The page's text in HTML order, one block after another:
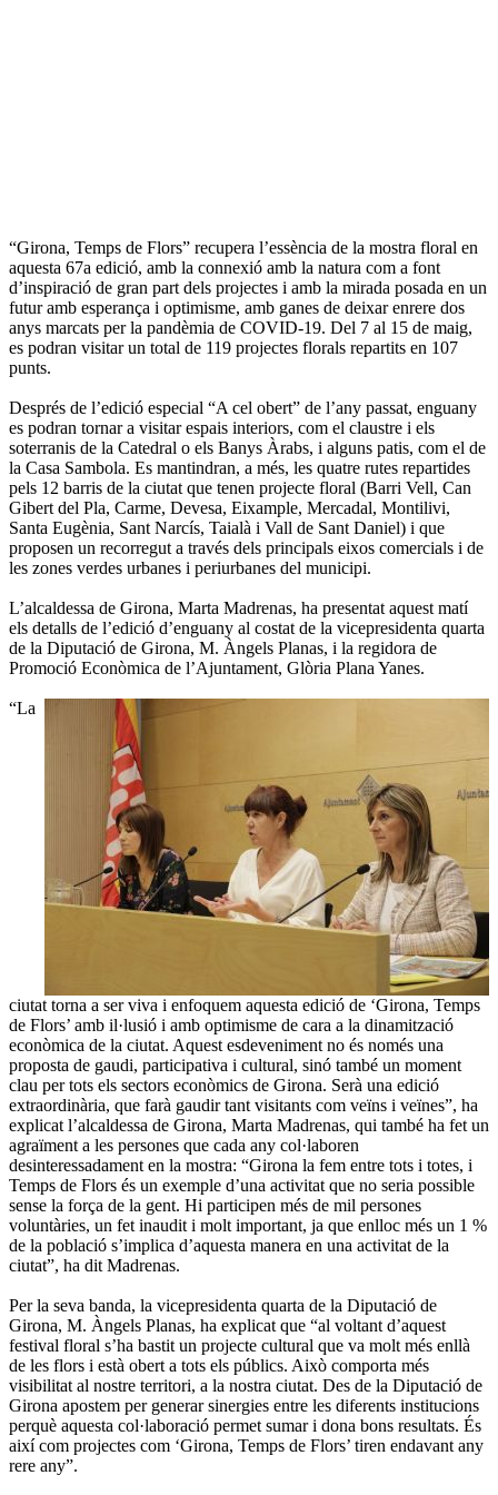
“Girona, Temps de Flors” recupera l’essència de la mostra floral en
aquesta 67a edició, amb la connexió amb la natura com a font
d’inspiració de gran part dels projectes i amb la mirada posada en un
futur amb esperança i optimisme, amb ganes de deixar enrere dos
anys marcats per la pandèmia de COVID-19. Del 7 al 15 de maig,
es podran visitar un total de 119 projectes florals repartits en 107
punts.
Després de l’edició especial “A cel obert” de l’any passat, enguany
es podran tornar a visitar espais interiors, com el claustre i els
soterranis de la Catedral o els Banys Àrabs, i alguns patis, com el de
la Casa Sambola. Es mantindran, a més, les quatre rutes repartides
pels 12 barris de la ciutat que tenen projecte floral (Barri Vell, Can
Gibert del Pla, Carme, Devesa, Eixample, Mercadal, Montilivi,
Santa Eugènia, Sant Narcís, Taialà i Vall de Sant Daniel) i que
proposen un recorregut a través dels principals eixos comercials i de
les zones verdes urbanes i periurbanes del municipi.
L’alcaldessa de Girona, Marta Madrenas, ha presentat aquest matí
els detalls de l’edició d’enguany al costat de la vicepresidenta quarta
de la Diputació de Girona, M. Àngels Planas, i la regidora de
Promoció Econòmica de l’Ajuntament, Glòria Plana Yanes.
“La
ciutat torna a ser viva i enfoquem aquesta edició de ‘Girona, Temps
de Flors’ amb il·lusió i amb optimisme de cara a la dinamització
econòmica de la ciutat. Aquest esdeveniment no és només una
proposta de gaudi, participativa i cultural, sinó també un moment
clau per tots els sectors econòmics de Girona. Serà una edició
extraordinària, que farà gaudir tant visitants com veïns i veïnes”, ha
explicat l’alcaldessa de Girona, Marta Madrenas, qui també ha fet un
agraïment a les persones que cada any col·laboren
desinteressadament en la mostra: “Girona la fem entre tots i totes, i
Temps de Flors és un exemple d’una activitat que no seria possible
sense la força de la gent. Hi participen més de mil persones
voluntàries, un fet inaudit i molt important, ja que enlloc més un 1 %
de la població s’implica d’aquesta manera en una activitat de la
ciutat”, ha dit Madrenas.
Per la seva banda, la vicepresidenta quarta de la Diputació de
Girona, M. Àngels Planas, ha explicat que “al voltant d’aquest
festival floral s’ha bastit un projecte cultural que va molt més enllà
de les flors i està obert a tots els públics. Això comporta més
visibilitat al nostre territori, a la nostra ciutat. Des de la Diputació de
Girona apostem per generar sinergies entre les diferents institucions
perquè aquesta col·laboració permet sumar i dona bons resultats. És
així com projectes com ‘Girona, Temps de Flors’ tiren endavant any
rere any”.